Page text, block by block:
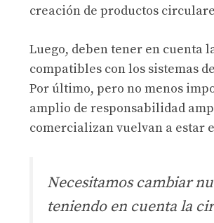
creación de productos
Luego, deben tener en cuenta
compatibles con los sistemas
Por último, pero no menos
amplio de responsabilidad
comercializan vuelvan a estar
Necesitamos cambiar
teniendo en cuenta la